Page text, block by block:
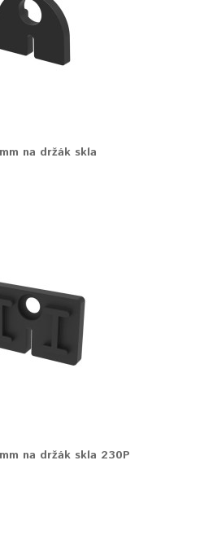
na držák skla
na držák skla 230P